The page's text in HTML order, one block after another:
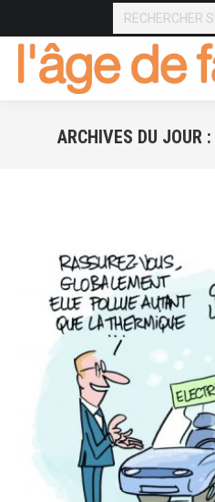
RECHERCHE
ARCHIVES DU JOUR :